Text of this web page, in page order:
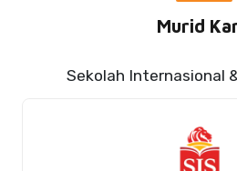
Murid
Sekolah Internasional